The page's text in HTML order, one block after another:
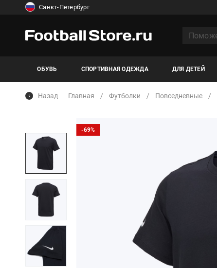
Санкт-Петербург
ОБУВЬ СПОРТИВНАЯ ОДЕЖДА ДЛЯ ДЕТЕЙ
Назад Главная Футболки Повседневные
-69%